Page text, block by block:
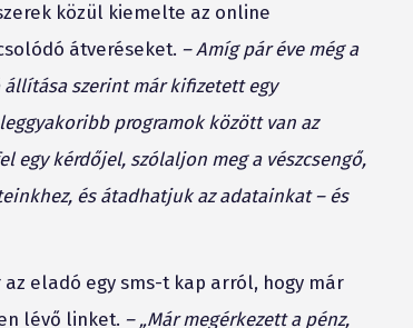
közül kiemelte az online
átveréseket. – Amíg pár éve még a
szerint már kifizetett egy
programok között van az
egy kérdőjel, szólaljon meg a vészcsengő,
és átadhatjuk az adatainkat – és
eladó egy sms-t kap arról, hogy már
lévő linket. – „Már megérkezett a pénz,